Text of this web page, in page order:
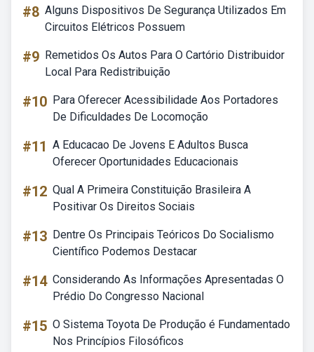
#8 Alguns Dispositivos De Segurança Utilizados Em
Circuitos Elétricos Possuem
#9 Remetidos Os Autos Para O Cartório Distribuidor
Local Para Redistribuição
#10 Para Oferecer Acessibilidade Aos Portadores
De Dificuldades De Locomoção
#11 A Educacao De Jovens E Adultos Busca
Oferecer Oportunidades Educacionais
#12 Qual A Primeira Constituição Brasileira A
Positivar Os Direitos Sociais
#13 Dentre Os Principais Teóricos Do Socialismo
Científico Podemos Destacar
#14 Considerando As Informações Apresentadas O
Prédio Do Congresso Nacional
#15 O Sistema Toyota De Produção é Fundamentado
Nos Princípios Filosóficos